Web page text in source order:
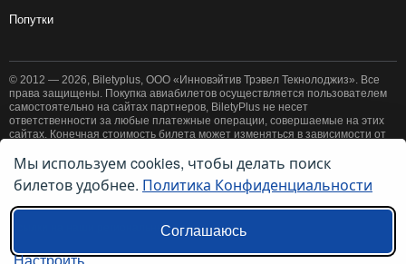
Попутки
© 2012 — 2026, Biletyplus, ООО «Инновэйтив Трэвел Текнолоджиз». Все
права защищены. Покупка авиабилетов осуществляется пользователем
самостоятельно на сайтах партнеров, BiletyPlus не несет
ответственности за любые платежные операции, совершаемые на этих
сайтах. Конечная стоимость билета может изменяться в зависимости от
принятие правилпользовательского соглашенияи политики
конфиденциальности
Ссылки на наши региональные сайты:
Мы используем cookies, чтобы делать поиск
билетов удобнее. Политика Конфиденциальности
Соглашаюсь
Настроить